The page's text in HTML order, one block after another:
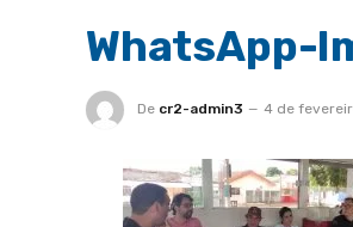
WhatsApp-
De cr2-admin3 4 de